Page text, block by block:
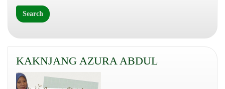
Diterima
KAKNJANG AZURA ABDUL